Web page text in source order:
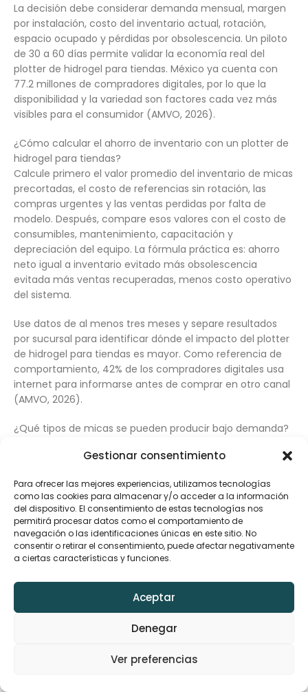
Gestionar consentimiento
Para ofrecer las mejores experiencias, utilizamos tecnologías
como las cookies para almacenar y/o acceder a la información
del dispositivo. El consentimiento de estas tecnologías nos
permitirá procesar datos como el comportamiento de
navegación o las identificaciones únicas en este sitio. No
consentir o retirar el consentimiento, puede afectar negativamente
a ciertas características y funciones.
Aceptar
Denegar
Ver preferencias
La decisión debe considerar demanda mensual, margen
por instalación, costo del inventario actual, rotación,
espacio ocupado y pérdidas por obsolescencia. Un piloto
de 30 a 60 días permite validar la economía real del
plotter de hidrogel para tiendas. México ya cuenta con
77.2 millones de compradores digitales, por lo que la
disponibilidad y la variedad son factores cada vez más
visibles para el consumidor (AMVO, 2026).
¿Cómo calcular el ahorro de inventario con un plotter de
hidrogel para tiendas?
Calcule primero el valor promedio del inventario de micas
precortadas, el costo de referencias sin rotación, las
compras urgentes y las ventas perdidas por falta de
modelo. Después, compare esos valores con el costo de
consumibles, mantenimiento, capacitación y
depreciación del equipo. La fórmula práctica es: ahorro
neto igual a inventario evitado más obsolescencia
evitada más ventas recuperadas, menos costo operativo
del sistema.
Use datos de al menos tres meses y separe resultados
por sucursal para identificar dónde el impacto del plotter
de hidrogel para tiendas es mayor. Como referencia de
comportamiento, 42% de los compradores digitales usa
internet para informarse antes de comprar en otro canal
(AMVO, 2026).
¿Qué tipos de micas se pueden producir bajo demanda?
consumibles disponibles. En una operación bien
transparentes, mate, privacidad, acabados flexibles y
materiales diseñados para diferentes superficies
compatibles. La ventaja no es únicamente cortar una
forma.
También consiste en adaptar la oferta al uso del cliente
desplegar el plotter de hidrogel para tiendas, valide
compatibilidad, calidad del material, precisión del corte,
instrucciones de instalación y archivos para los modelos
más vendidos. El 91% de los compradores usa medios
digitales para informarse antes de decidir, por lo que la
descripción de cada acabado debe ser clara y verificable